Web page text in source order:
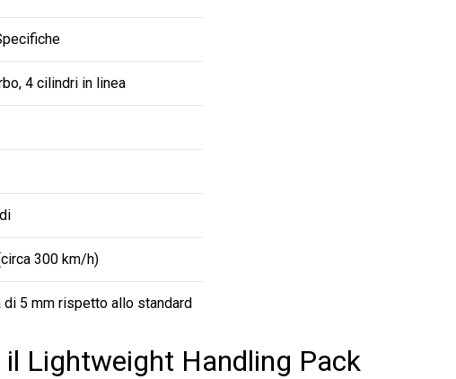
4 cilindri in linea
300 km/h)
di 5 mm rispetto allo standard
Lightweight Handling Pack